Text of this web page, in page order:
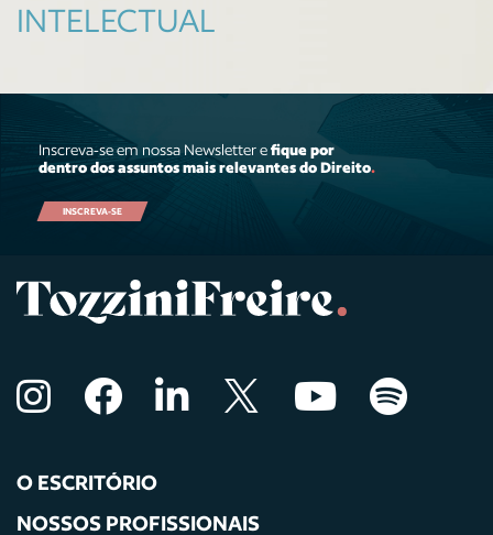
INTELECTUAL
Inscreva-se em nossa Newsletter efique por
dentro dos assuntos mais relevantes do Direito.
INSCREVA-SE
O ESCRITÓRIO
NOSSOS PROFISSIONAIS